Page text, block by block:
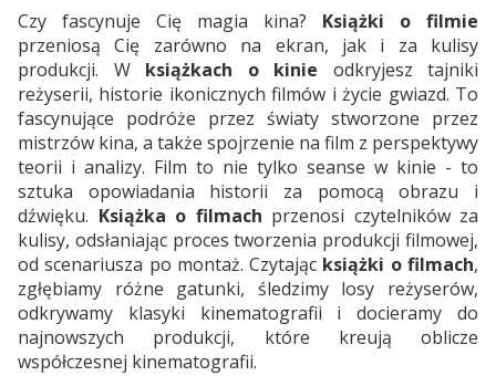
Czy fascynuje Cię magia kina? Książki o filmie
przeniosą Cię zarówno na ekran, jak i za kulisy
produkcji. W książkach o kinie odkryjesz tajniki
reżyserii, historie ikonicznych filmów i życie gwiazd. To
fascynujące podróże przez światy stworzone przez
mistrzów kina, a także spojrzenie na film z perspektywy
teorii i analizy. Film to nie tylko seanse w kinie - to
sztuka opowiadania historii za pomocą obrazu i
dźwięku. Książka o filmach przenosi czytelników za
kulisy, odsłaniając proces tworzenia produkcji filmowej,
od scenariusza po montaż. Czytając książki o filmach,
zgłębiamy różne gatunki, śledzimy losy reżyserów,
odkrywamy klasyki kinematografii i docieramy do
najnowszych produkcji, które kreują oblicze
współczesnej kinematografii.